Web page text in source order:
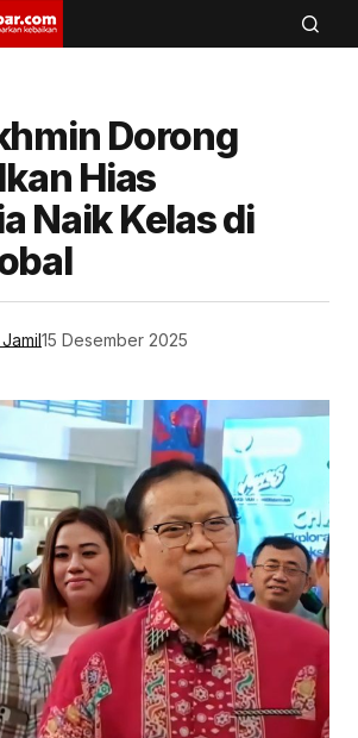
Dorong
Hias
Naik Kelas di
15 Desember 2025